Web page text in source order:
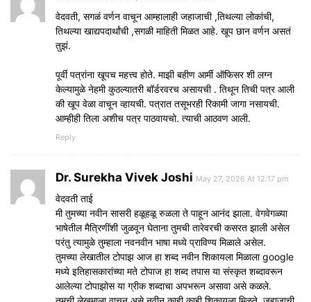
वेदवती, सगळं वर्णन वाचून आम्हालाही जहाजाची ,तिथल्या लोकांची,
तिथल्या खाद्यपदार्थांची ,सगळी माहिती मिळत आहे. खूप छान वर्णन असतं
तुझं.
पूर्वी पत्रांना खूपच महत्त्व होते. माझी बहीण आर्मी ऑफिसर शी लग्न
केल्यामुळे नेहमी कुठल्यातरी बॉर्डरवरच असायची . तिथून तिची पत्र आली
की खूप वेळा वाचून व्हायची. पत्रात तसूभरही रिकामी जागा नसायची.
आम्हीही तिला अशीच पत्र पाठवायचो. त्याची आठवण आली.
Reply
Dr. Surekha Vivek Joshi May 27, 2026 At 12:17 pm
वेदवती ताई
मी तुमच्या नवीन सासरी हळूहळू रुळला ते पाहून आनंद झाला. वेगवेगळ्या
भाषेतील मैत्रिणींशी जुळवून घेताना तुमची तारेवरची कसरत झाली असेल
परंतु त्यामुळे तुम्हाला नवनवीन भाषा मध्ये प्राविण्य मिळाले असेल.
तुमच्या लेखातील टोपाझ आज हा शब्द नवीन शिकायला मिळाला google
मध्ये इतिहासकारांच्या मते टोपाज हा शब्द तपास या संस्कृत शब्दावरून
आलेल्या टोपाझोस या ग्रीक शब्दाचा अपभरून असावा असे कळले.